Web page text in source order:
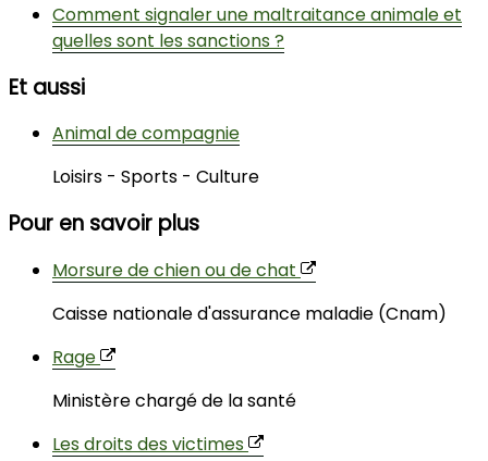
Comment signaler une maltraitance animale et
quelles sont les sanctions ?
Et aussi
Animal de compagnie
Loisirs - Sports - Culture
Pour en savoir plus
Morsure de chien ou de chat
Caisse nationale d'assurance maladie (Cnam)
Rage
Ministère chargé de la santé
Les droits des victimes